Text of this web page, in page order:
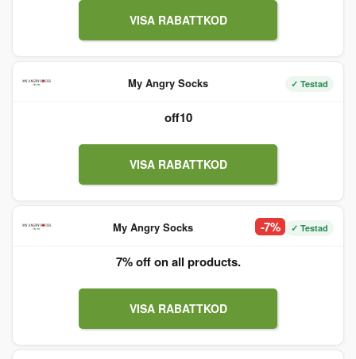
VISA RABATTKOD
My Angry Socks ✓ Testad
off10
VISA RABATTKOD
My Angry Socks -7% ✓ Testad
7% off on all products.
VISA RABATTKOD